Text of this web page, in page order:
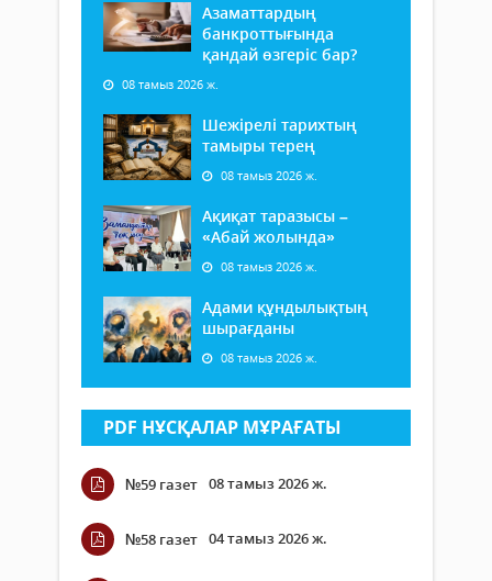
Азаматтардың
банкроттығында
қандай өзгеріс бар?
08 тамыз 2026 ж.
Шежірелі тарихтың
тамыры терең
08 тамыз 2026 ж.
Ақиқат таразысы –
«Абай жолында»
08 тамыз 2026 ж.
Адами құндылықтың
шырағданы
08 тамыз 2026 ж.
PDF НҰСҚАЛАР МҰРАҒАТЫ
№59 газет 08 тамыз 2026 ж.
№58 газет 04 тамыз 2026 ж.